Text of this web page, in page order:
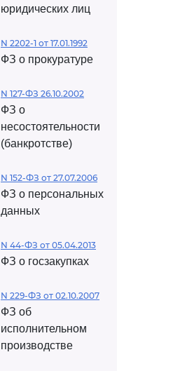
юридических лиц
N 2202-1 от 17.01.1992
ФЗ о прокуратуре
N 127-ФЗ 26.10.2002
ФЗ о
несостоятельности
(банкротстве)
N 152-ФЗ от 27.07.2006
ФЗ о персональных
данных
N 44-ФЗ от 05.04.2013
ФЗ о госзакупках
N 229-ФЗ от 02.10.2007
ФЗ об
исполнительном
производстве